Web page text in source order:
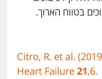
בטווח הארוך.
Citro, R. et al.
Heart Failure 21,6.